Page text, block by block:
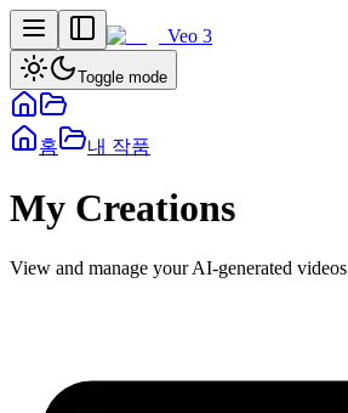
Veo 3
Toggle mode
홈 내 작품
My Creations
View and manage your AI-generated videos